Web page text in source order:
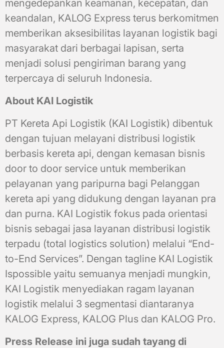
mengedepankan keamanan, kecepatan, dan
keandalan, KALOG Express terus berkomitmen
memberikan aksesibilitas layanan logistik bagi
masyarakat dari berbagai lapisan, serta
menjadi solusi pengiriman barang yang
terpercaya di seluruh Indonesia.
About KAI Logistik
PT Kereta Api Logistik (KAI Logistik) dibentuk
dengan tujuan melayani distribusi logistik
berbasis kereta api, dengan kemasan bisnis
door to door service untuk memberikan
pelayanan yang paripurna bagi Pelanggan
kereta api yang didukung dengan layanan pra
dan purna. KAI Logistik fokus pada orientasi
bisnis sebagai jasa layanan distribusi logistik
terpadu (total logistics solution) melalui “End-
to-End Services”. Dengan tagline KAI Logistik
Ispossible yaitu semuanya menjadi mungkin,
KAI Logistik menyediakan ragam layanan
logistik melalui 3 segmentasi diantaranya
KALOG Express, KALOG Plus dan KALOG Pro.
Press Release ini juga sudah tayang di